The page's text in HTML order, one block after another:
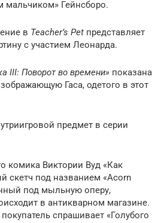
мальчиком» Гейнсборо.
в Teacher’s Pet представляет
с участием Леонарда.
III: Поворот во времени» показана
Гаса, одетого в этот
предмет в серии
комика Виктории Вуд «Как
скетч под названием «Acorn
под мыльную оперу,
в антикварном магазине.
спрашивает «Голубого